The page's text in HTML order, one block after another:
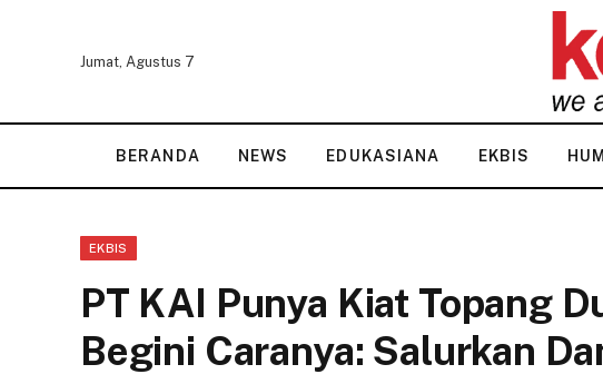
Jumat, Agustus 7
BERANDA NEWS EDUKASIANA EKBIS
EKBIS
PT KAI Punya Kiat Topang
Begini Caranya: Salurkan